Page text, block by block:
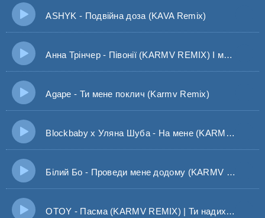
ASHYK - Подвійна доза (KAVA Remix)
Анна Трінчер - Півонії (KARMV REMIX) І ми знов в агонії На підлозі півонії
Agape - Ти мене поклич (Karmv Remix)
Blockbaby x Уляна Шуба - На мене (KARMV Remix)
Білий Бо - Проведи мене додому (KARMV REMIX)
OTOY - Пасма (KARMV REMIX) | Ти надихаєш мене Рвати пасма